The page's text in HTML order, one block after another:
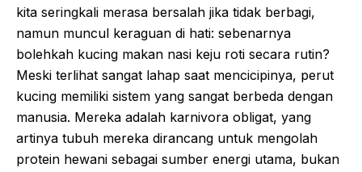
kita seringkali merasa bersalah jika tidak berbagi,
namun muncul keraguan di hati: sebenarnya
bolehkah kucing makan nasi keju roti secara rutin?
Meski terlihat sangat lahap saat mencicipinya, perut
kucing memiliki sistem yang sangat berbeda dengan
manusia. Mereka adalah karnivora obligat, yang
artinya tubuh mereka dirancang untuk mengolah
protein hewani sebagai sumber energi utama, bukan